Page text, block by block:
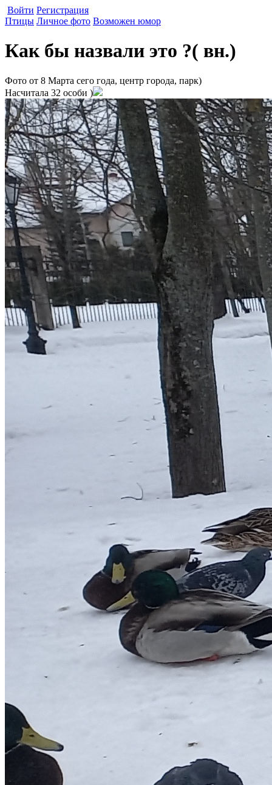
Войти Регистрация
Птицы Личное фото Возможен юмор
Как бы назвали это ?( вн.)
Фото от 8 Марта сего года, центр города, парк)
Насчитала 32 особи )